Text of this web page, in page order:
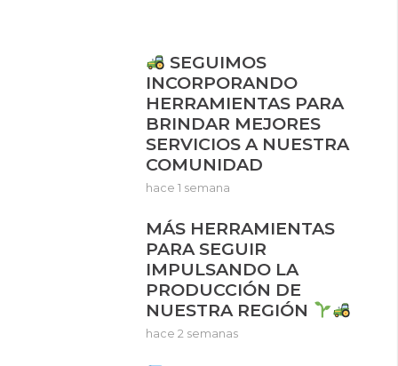
SEGUIMOS
INCORPORANDO
HERRAMIENTAS PARA
BRINDAR MEJORES
SERVICIOS A NUESTRA
COMUNIDAD
hace 1 semana
MÁS HERRAMIENTAS
PARA SEGUIR
IMPULSANDO LA
PRODUCCIÓN DE
NUESTRA REGIÓN
hace 2 semanas